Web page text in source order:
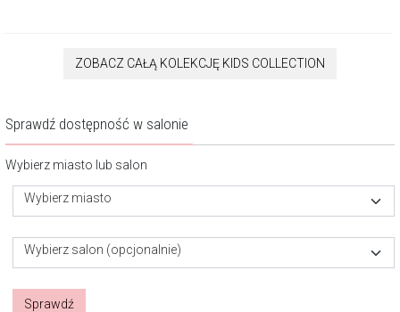
ZOBACZ CAŁĄ KOLEKCJĘ KIDS COLLECTION
Sprawdź dostępność w salonie
Wybierz miasto lub salon
Wybierz miasto
Wybierz salon (opcjonalnie)
Sprawdź